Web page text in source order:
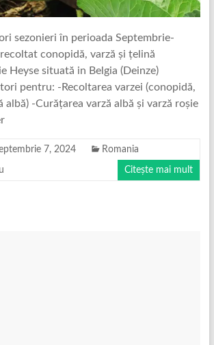
sezonieri în perioada Septembrie-
conopidă, varză și țelină
Heyse situată in Belgia (Deinze)
pentru: -Recoltarea varzei (conopidă,
albă) -Curățarea varză albă și varză roșie
7, 2024 Romania
Citește mai mult